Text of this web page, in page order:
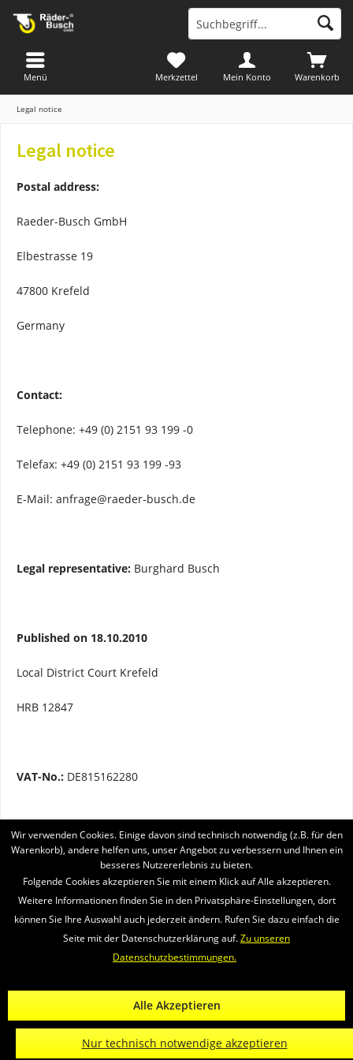
Warenkorb
Merkzettel Mein Konto
Menü
Legal notice
Legal notice
Postal address:
Raeder-Busch GmbH
Elbestrasse 19
47800 Krefeld
Germany
Contact:
Telephone: +49 (0) 2151 93 199 -0
Telefax: +49 (0) 2151 93 199 -93
E-Mail: anfrage@raeder-busch.de
Legal representative: Burghard Busch
Published on 18.10.2010
Local District Court Krefeld
HRB 12847
VAT-No.: DE815162280
BRUKERSTØTTE
SERVICE
INFORMATIONEN
Newsletter Om oss Videoer Kontakten Widerrufsrecht
* Alle Preise verstehen sich zzgl. Mehrwertsteuer undVersandkostenund
© 2026 Räder-Busch GmbH - All Rights Reserved. Theme byThemeWare®
Wir verwenden Cookies. Einige davon sind technisch notwendig (z.B. für den
Warenkorb), andere helfen uns, unser Angebot zu verbessern und Ihnen ein
besseres Nutzererlebnis zu bieten.
Folgende Cookies akzeptieren Sie mit einem Klick auf Alle akzeptieren.
Weitere Informationen finden Sie in den Privatsphäre-Einstellungen, dort
können Sie Ihre Auswahl auch jederzeit ändern. Rufen Sie dazu einfach die
Seite mit der Datenschutzerklärung auf.Zu unseren
Datenschutzbestimmungen.
Nur technisch notwendige akzeptieren
Alle Akzeptieren